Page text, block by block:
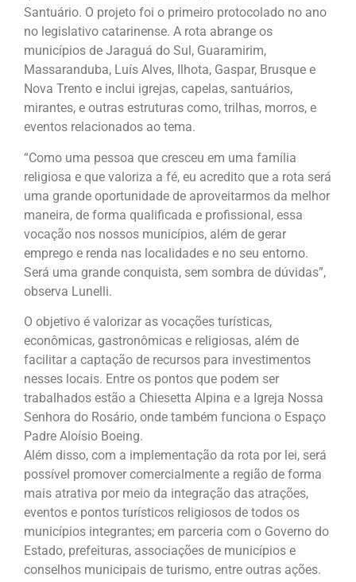
Santuário. O projeto foi o primeiro protocolado no ano
no legislativo catarinense. A rota abrange os
municípios de Jaraguá do Sul, Guaramirim,
Massaranduba, Luís Alves, Ilhota, Gaspar, Brusque e
Nova Trento e inclui igrejas, capelas, santuários,
mirantes, e outras estruturas como, trilhas, morros, e
eventos relacionados ao tema.
“Como uma pessoa que cresceu em uma família
religiosa e que valoriza a fé, eu acredito que a rota será
uma grande oportunidade de aproveitarmos da melhor
maneira, de forma qualificada e profissional, essa
vocação nos nossos municípios, além de gerar
emprego e renda nas localidades e no seu entorno.
Será uma grande conquista, sem sombra de dúvidas”,
observa Lunelli.
O objetivo é valorizar as vocações turísticas,
econômicas, gastronômicas e religiosas, além de
facilitar a captação de recursos para investimentos
nesses locais. Entre os pontos que podem ser
trabalhados estão a Chiesetta Alpina e a Igreja Nossa
Senhora do Rosário, onde também funciona o Espaço
Padre Aloísio Boeing.
Além disso, com a implementação da rota por lei, será
possível promover comercialmente a região de forma
mais atrativa por meio da integração das atrações,
eventos e pontos turísticos religiosos de todos os
municípios integrantes; em parceria com o Governo do
Estado, prefeituras, associações de municípios e
conselhos municipais de turismo, entre outras ações.